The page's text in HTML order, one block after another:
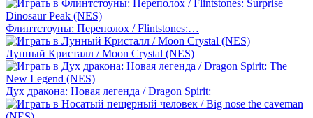
Флинтстоуны: Переполох / Flintstones:…
Лунный Кристалл / Moon Crystal (NES)
Дух дракона: Новая легенда / Dragon Spirit: